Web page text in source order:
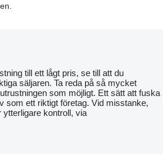
till ett lågt pris, se till att du
säljaren. Ta reda på så mycket
som möjligt. Ett sätt att fuska
som ett riktigt företag. Vid misstanke,
kontroll, via